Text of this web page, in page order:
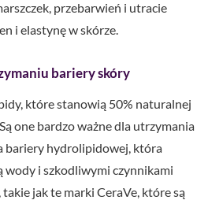
przebarwień i utracie
i elastynę w skórze.
bariery skóry
które stanowią 50% naturalnej
one bardzo ważne dla utrzymania
bariery hydrolipidowej, która
i szkodliwymi czynnikami
jak te marki CeraVe, które są